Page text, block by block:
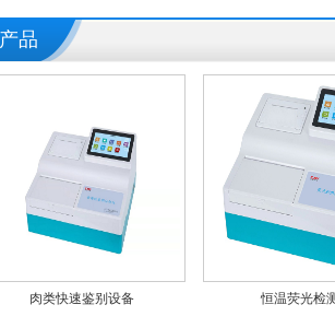
品
肉类快速鉴别设备 恒温荧光检测仪